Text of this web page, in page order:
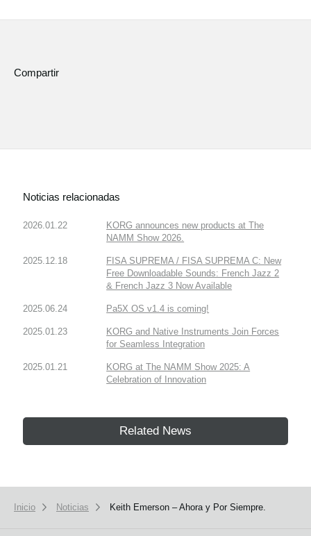
Compartir
Noticias relacionadas
2026.01.22
KORG announces new products at The
NAMM Show 2026.
2025.12.18
FISA SUPREMA / FISA SUPREMA C: New
Free Downloadable Sounds: French Jazz 2
& French Jazz 3 Now Available
2025.06.24 Pa5X OS v1.4 is coming!
2025.01.23
KORG and Native Instruments Join Forces
for Seamless Integration
2025.01.21
KORG at The NAMM Show 2025: A
Celebration of Innovation
Related News
Inicio Noticias Keith Emerson – Ahora y Por Siempre.